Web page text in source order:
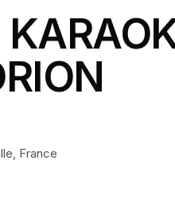
France